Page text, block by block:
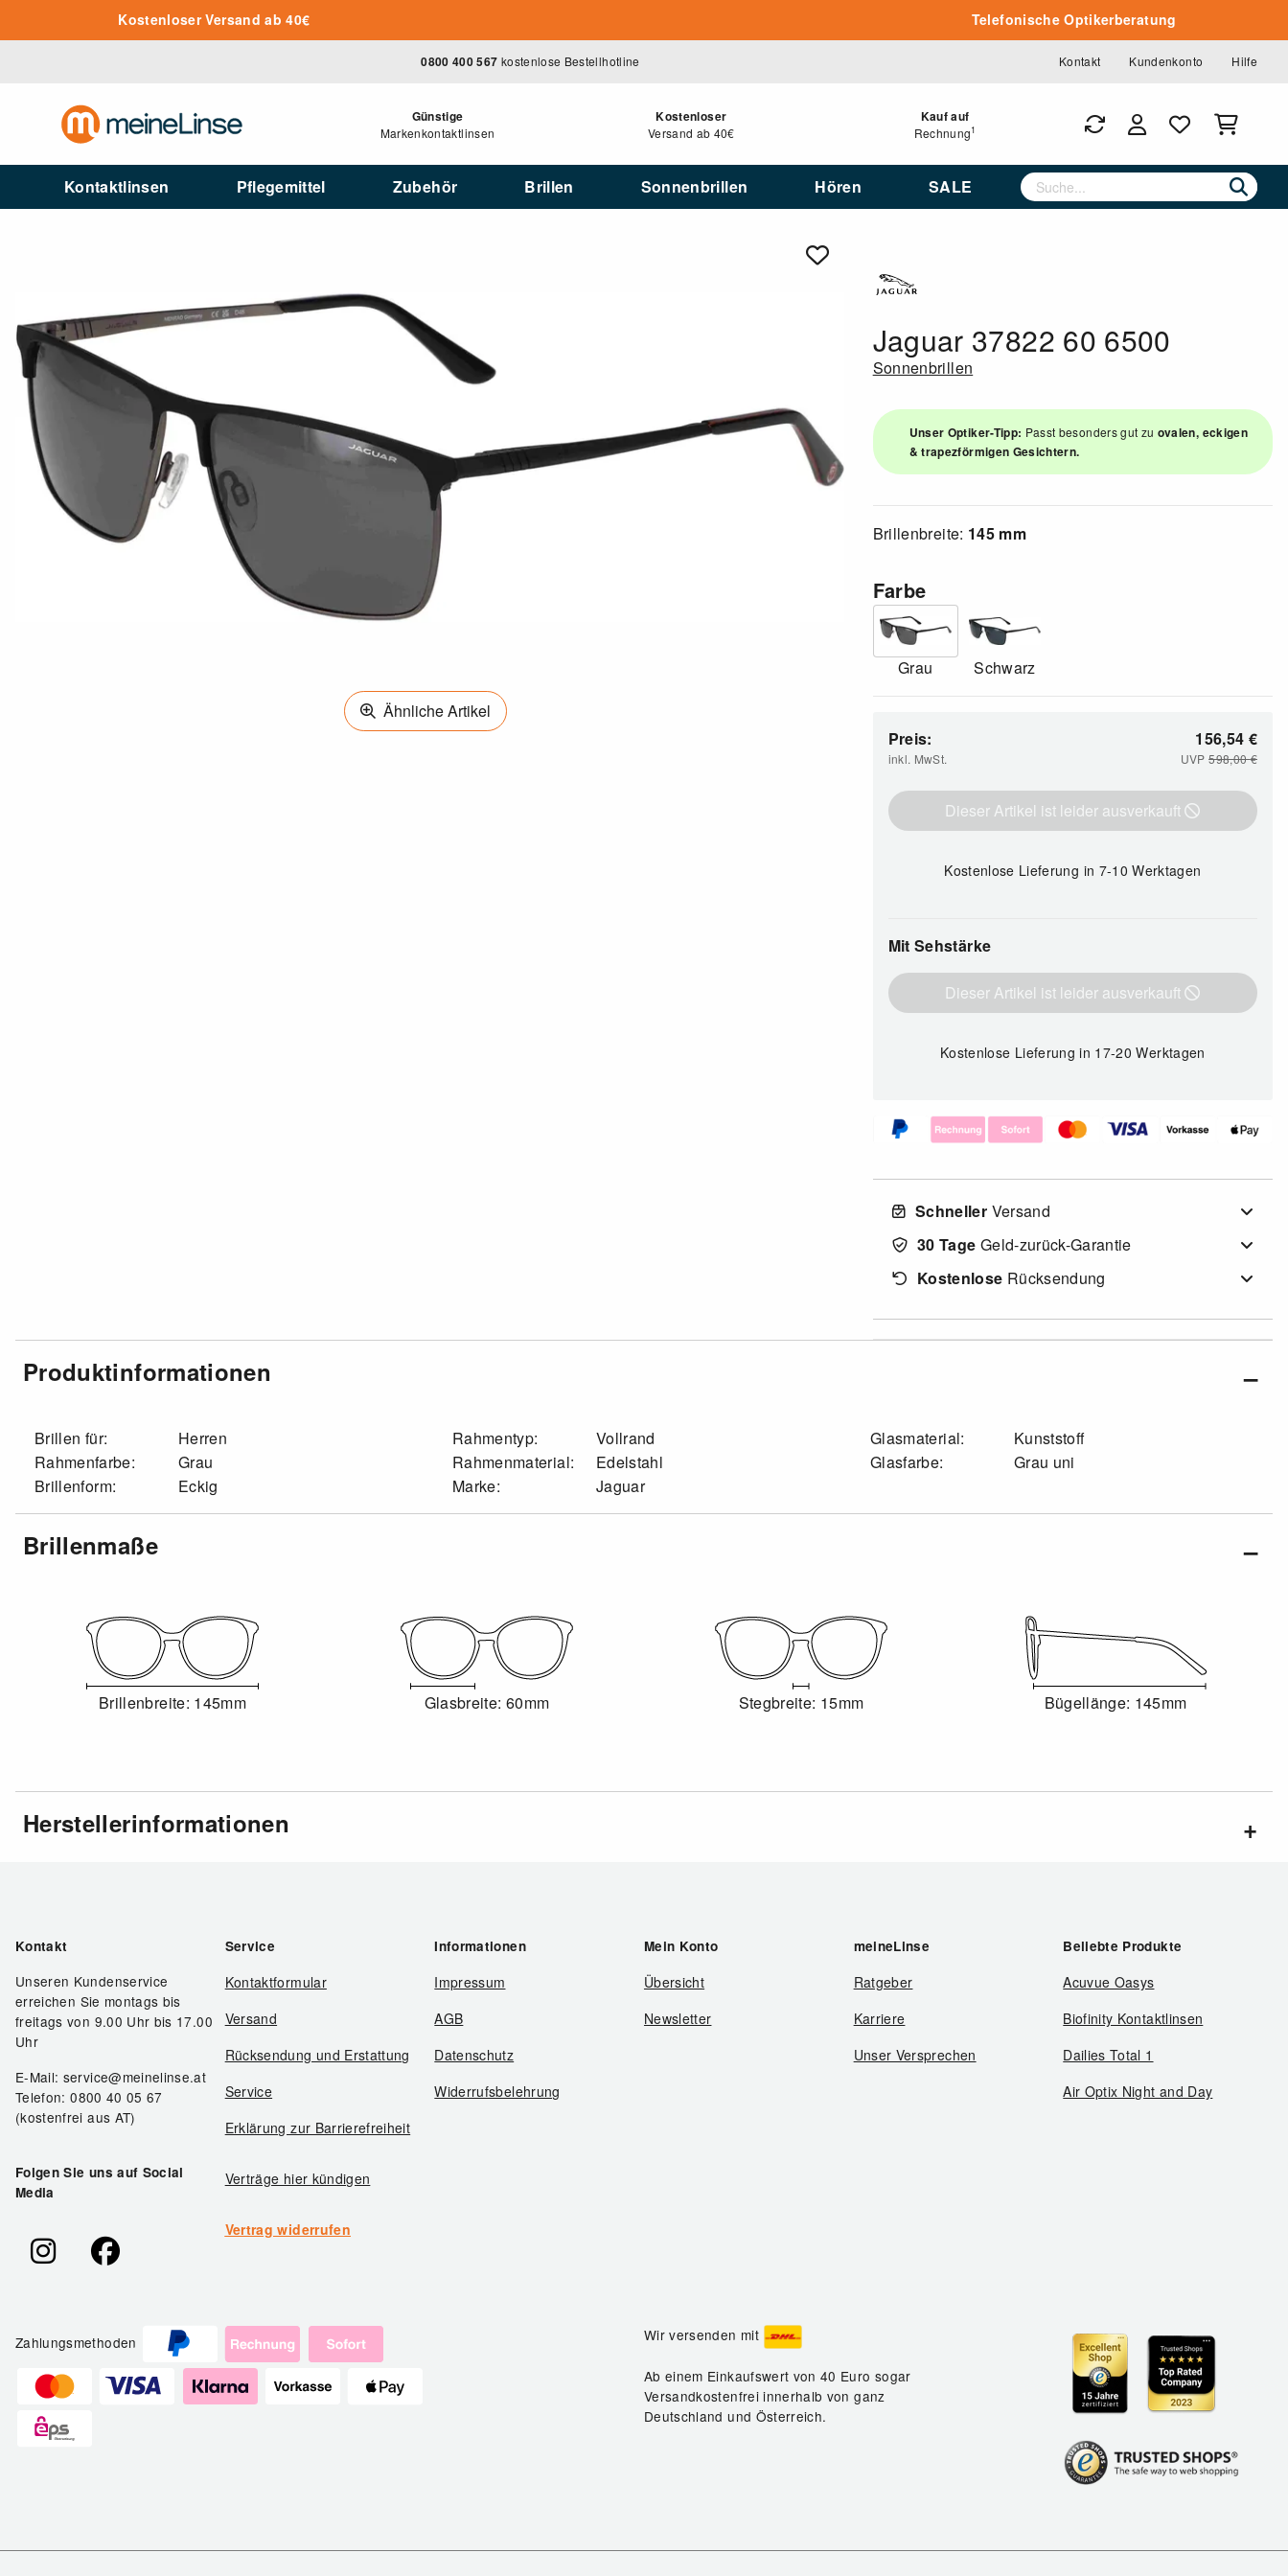
Zum Hauptinhalt springenKostenloser Versand ab 40€ Telefonische Optikerberatung
0800 400 567 kostenlose Bestellhotline Kontakt Kundenkonto Hilfe
Günstige
Markenkontaktlinsen
Kostenloser
Versand ab 40€
Kauf auf
Rechnung1
Kontaktlinsen Pflegemittel Zubehör Brillen Sonnenbrillen Hören SALE
Ähnliche Artikel
Jaguar 37822 60 6500
Sonnenbrillen
Unser Optiker-Tipp: Passt besonders gut zu ovalen, eckigen
& trapezförmigen Gesichtern.
Brillenbreite: 145 mm
Farbe
Grau Schwarz
Preis:
inkl. MwSt.
156,54 €
UVP598,00€
Dieser Artikel ist leider ausverkauft
Kostenlose Lieferung in 7-10 Werktagen
Mit Sehstärke
Dieser Artikel ist leider ausverkauft
Kostenlose Lieferungin 17-20 Werktagen
Schneller Versand
30 Tage Geld-zurück-Garantie
Kostenlose Rücksendung
Produktinformationen
Brillen für:
Herren
Rahmenfarbe:
Grau
Brillenform:
Eckig
Rahmentyp:
Vollrand
Rahmenmaterial:
Edelstahl
Marke:
Jaguar
Glasmaterial:
Kunststoff
Glasfarbe:
Grau uni
Brillenmaße
Brillenbreite: 145mm Glasbreite: 60mm Stegbreite: 15mm Bügellänge: 145mm
Herstellerinformationen
Kontakt
Unseren Kundenservice
erreichen Sie montags bis
freitags von 9.00 Uhr bis 17.00
Uhr
E-Mail: service@meinelinse.at
Telefon: 0800 40 05 67
(kostenfrei aus AT)
Folgen Sie uns auf Social
Media
Service
Kontaktformular
Versand
Rücksendung und Erstattung
Service
Erklärung zur Barrierefreiheit
Verträge hier kündigen
Vertrag widerrufen
Informationen
Impressum
AGB
Datenschutz
Widerrufsbelehrung
Mein Konto
Übersicht
Newsletter
meineLinse
Ratgeber
Karriere
Unser Versprechen
Beliebte Produkte
Acuvue Oasys
Biofinity Kontaktlinsen
Dailies Total 1
Air Optix Night and Day
Zahlungsmethoden Wir versenden mit
Ab einem Einkaufswert von 40 Euro sogar
Versandkostenfrei innerhalb von ganz
Deutschland und Österreich.